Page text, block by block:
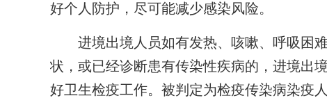
好个人防护，尽可能减少感染风险。
进境出境人员如有发热、咳嗽、呼吸困难
状，或已经诊断患有传染性疾病的，进境出
好卫生检疫工作。被判定为检疫传染病染疫